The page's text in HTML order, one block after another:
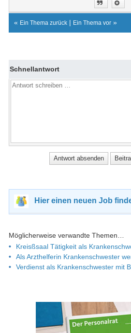
« Ein Thema zurück| Ein Thema vor»
Schnellantwort
Hier einen neuen Job
Möglicherweise verwandte Themen…
Kreisßsaal Tätigkeit als
Als Arzthelferin Krankenschwester
Verdienst als Krankenschwester mit